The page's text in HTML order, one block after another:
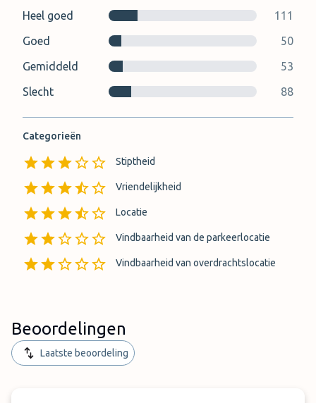
Heel goed
111
Goed
50
Gemiddeld
53
Slecht
88
Categorieën
Stiptheid
Vriendelijkheid
Locatie
Vindbaarheid van de parkeerlocatie
Vindbaarheid van overdrachtslocatie
Beoordelingen
Laatste beoordeling